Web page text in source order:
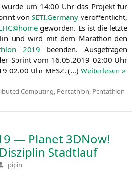
wur­de um 14:00 Uhr das Pro­jekt für
vonSETI.Germany ver­öf­fent­licht,
@home gewor­den. Es ist die letz­te
und wird mit dem Mara­thon den
2019 been­den. Aus­ge­tra­gen
Sprint vom 16.05.2019 02:00 Uhr
02:00 Uhr MESZ. (…) Wei­ter­le­sen »
Computing Pentathlon Pentathlon
— Planet 3DNow!
Stadtlauf
Verfasst
von
pipin